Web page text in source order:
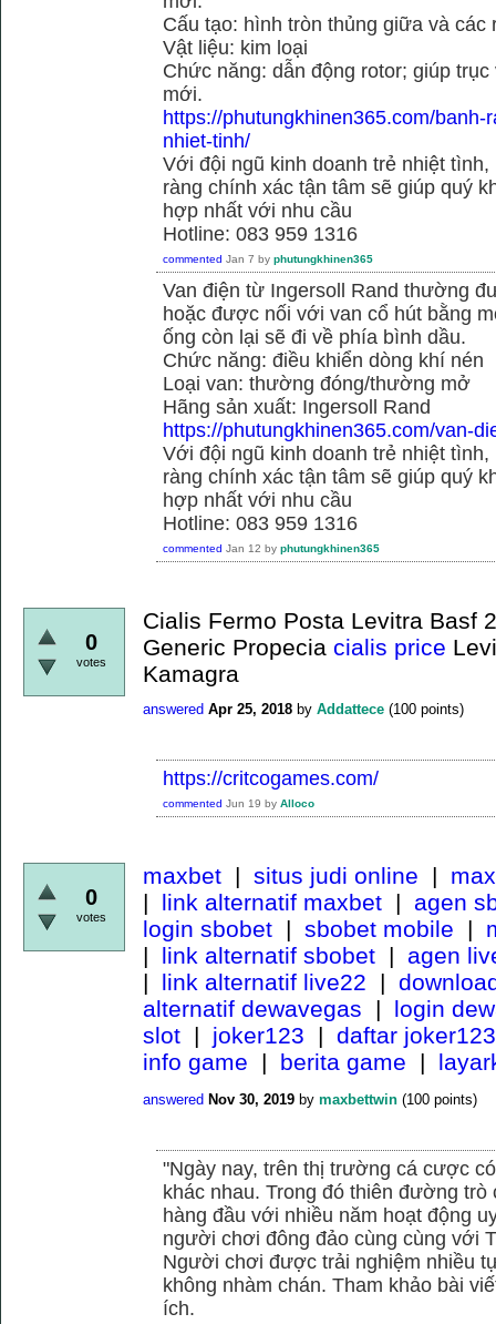
Cấu tạo: hình tròn thủng giữa và các
Vật liệu: kim loại
Chức năng: dẫn động rotor; giúp
mới.
https://phutungkhinen365.com/
nhiet-tinh/
Với đội ngũ kinh doanh trẻ nhiệt
ràng chính xác tận tâm sẽ giúp quý
hợp nhất với nhu cầu
Hotline: 083 959 1316
commented Jan 7 by phutungkhinen365
Van điện từ Ingersoll Rand thường
hoặc được nối với van cổ hút bằng
ống còn lại sẽ đi về phía bình dầu.
Chức năng: điều khiển dòng khí nén
Loại van: thường đóng/thường mở
Hãng sản xuất: Ingersoll Rand
https://phutungkhinen365.com/van-
Với đội ngũ kinh doanh trẻ nhiệt
ràng chính xác tận tâm sẽ giúp quý
hợp nhất với nhu cầu
Hotline: 083 959 1316
commented Jan 12 by phutungkhinen365
0
votes
Cialis Fermo Posta Levitra Basf
Generic Propecia cialis price
Kamagra
answered Apr 25, 2018 by Addattece (100 points)
https://critcogames.com/
commented Jun 19 by Alloco
0
votes
maxbet | situs judi online |
| link alternatif maxbet | agen
login sbobet | sbobet mobile |
| link alternatif sbobet | agen
| link alternatif live22 |
alternatif dewavegas | login
slot | joker123 | daftar joker123
info game | berita game |
answered Nov 30, 2019 by maxbettwin (100 points)
"Ngày nay, trên thị trường cá cược
khác nhau. Trong đó thiên đường
hàng đầu với nhiều năm hoạt động
người chơi đông đảo cùng cùng với
Người chơi được trải nghiệm nhiều
không nhàm chán. Tham khảo bài
ích.